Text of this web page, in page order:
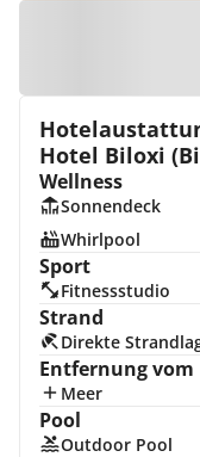
Hotel Biloxi
Wellness
Sonnendeck
Whirlpool
Sport
Fitnessstudio
Strand
Direkte
Entfernung vom
Meer
Pool
Outdoor Pool